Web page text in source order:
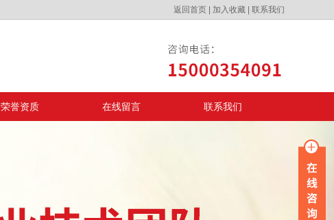
返回首页 加入收藏 联系我们
荣誉资质 在线留言 联系我们